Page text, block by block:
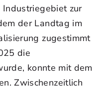
zur
der Landtag im
zugestimmt
die
konnte mit dem
Zwischenzeitlich